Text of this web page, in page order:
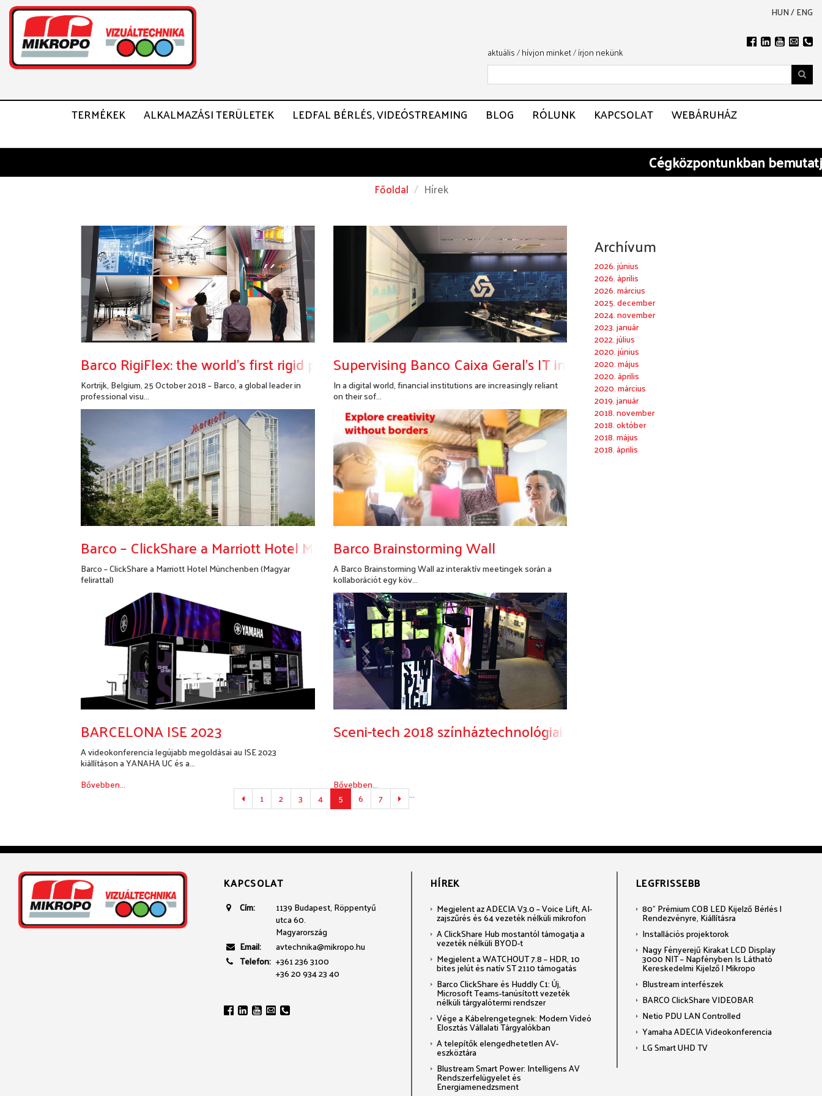
HUN/ENG
aktuális/hívjon minket/írjon nekünk
TERMÉKEK ALKALMAZÁSI TERÜLETEK LEDFAL BÉRLÉS, VIDEÓSTREAMING BLOG RÓLUNK KAPCSOLAT WEBÁRUHÁZ
Cégközpontunkbanbemutatjuk
Főoldal Hírek
Barco RigiFlex: the world’s first rigid powerwall you can roll up
Kortrijk, Belgium, 25 October 2018 – Barco, a global leader in
professional visu...
Supervising Banco Caixa Geral’s IT infrastructure with Barco’s latest LCD
In a digital world, financial institutions are increasingly reliant
on their sof...
Bővebben...
Barco – ClickShare a Marriott Hotel Münchenben (Magyar felirattal)
Barco – ClickShare a Marriott Hotel Münchenben (Magyar
felirattal)
Barco Brainstorming Wall
A Barco Brainstorming Wall az interaktív meetingek során a
kollaborációt egy köv...
Bővebben...
BARCELONA ISE 2023
A videokonferencia legújabb megoldásai au ISE 2023
kiállításon a YANAHA UC és a...
Bővebben...
Sceni-tech 2018 színháztechnológiai kiállítás
Bővebben...
Előző
oldal
1 ...
2 3 4 5 6 7
Következő
oldal
Archívum
2026. június
2026. április
2026. március
2025. december
2024. november
2023. január
2022. július
2020. június
2020. május
2020. április
2020. március
2019. január
2018. november
2018. október
2018. május
2018. április
KAPCSOLAT
Cím:
1139 Budapest, Röppentyű
utca 60.
Magyarország
Email:
avtechnika@mikropo.hu
Telefon: +361 236 3100
+36 20 934 23 40
HÍREK
Megjelent az ADECIA V3.0 – Voice Lift, AI-
zajszűrés és 64 vezeték nélküli mikrofon
A ClickShare Hub mostantól támogatja a
vezeték nélküli BYOD-t
Megjelent a WATCHOUT 7.8 – HDR, 10
bites jelút és natív ST 2110 támogatás
Barco ClickShare és Huddly C1: Új,
Microsoft Teams-tanúsított vezeték
nélküli tárgyalótermi rendszer
Vége a Kábelrengetegnek: Modern Videó
Elosztás Vállalati Tárgyalókban
A telepítők elengedhetetlen AV-
eszköztára
Blustream Smart Power: Intelligens AV
Rendszerfelügyelet és
Energiamenedzsment
LEGFRISSEBB
80" Prémium COB LED Kijelző Bérlés |
Rendezvényre, Kiállításra
Installációs projektorok
Nagy Fényerejű Kirakat LCD Display
3000 NIT – Napfényben Is Látható
Kereskedelmi Kijelző | Mikropo
Blustream interfészek
BARCO ClickShare VIDEOBAR
Netio PDU LAN Controlled
Yamaha ADECIA Videokonferencia
LG Smart UHD TV